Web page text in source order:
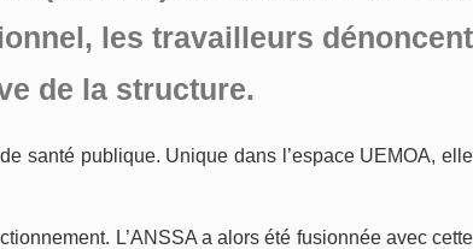
les travailleurs dénoncent
de la structure.
santé publique. Unique dans l’espace UEMOA, elle
L’ANSSA a alors été fusionnée avec cette